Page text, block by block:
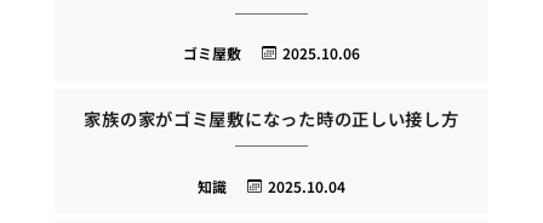
2025.10.06
ゴミ屋敷
家族の家がゴミ屋敷になった時の正しい接し方
2025.10.04
知識